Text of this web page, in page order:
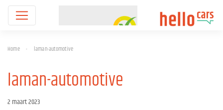
Home - laman-automotive
laman-automotive
2 maart 2023